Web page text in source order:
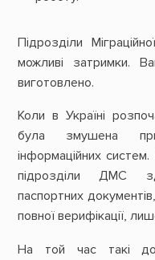
Підрозділи
можливі затримки.
виготовлено.
Коли в Україні
була змушена
інформаційних
підрозділи ДМС
паспортних
повної верифікації,
На той час такі